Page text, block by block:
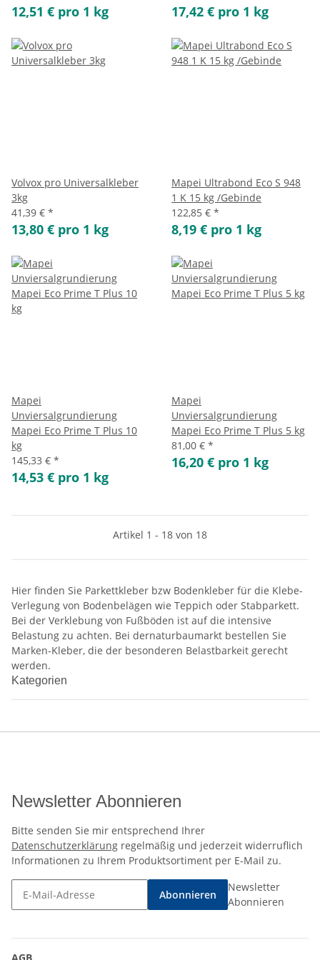
12,51 € pro 1 kg 17,42 € pro 1 kg
Volvox pro Universalkleber
3kg
41,39 € *
13,80 € pro 1 kg
Mapei Ultrabond Eco S 948
1 K 15 kg /Gebinde
122,85 € *
8,19 € pro 1 kg
Mapei
Unviersalgrundierung
Mapei Eco Prime T Plus 10
kg
145,33 € *
14,53 € pro 1 kg
Mapei
Unviersalgrundierung
Mapei Eco Prime T Plus 5 kg
81,00 € *
16,20 € pro 1 kg
Artikel 1 - 18 von 18
Hier finden Sie Parkettkleber bzw Bodenkleber für die Klebe-
Verlegung von Bodenbelägen wie Teppich oder Stabparkett.
Bei der Verklebung von Fußböden ist auf die intensive
Belastung zu achten. Bei dernaturbaumarkt bestellen Sie
Marken-Kleber, die der besonderen Belastbarkeit gerecht
werden.
Kategorien
Newsletter Abonnieren
Bitte senden Sie mir entsprechend Ihrer
Datenschutzerklärung regelmäßig und jederzeit widerruflich
Informationen zu Ihrem Produktsortiment per E-Mail zu.
Abonnieren
Newsletter
Abonnieren